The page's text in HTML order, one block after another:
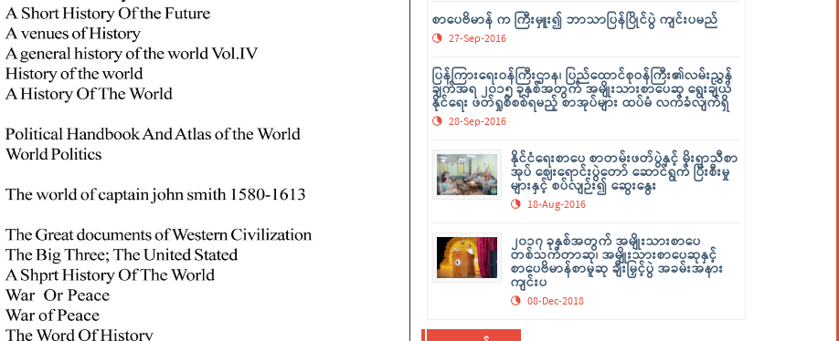
စာပေဗိမာန် က ကြီးမှူး၍ ဘာသာပြန်ပြိုင်ပွဲ ကျင်းပမည်
27-Sep-2016
ပြန်ကြားရေးဝန်ကြီးဌာန၊ ပြည်ထောင်စုဝန်ကြီး၏လမ်းညွှန်
ချက်အရ ၂၀၁၅ ခုနှစ်အတွက် အမျိုးသားစာပေဆု ရွေးချယ်
နိုင်ရေး ဖတ်ရှုစိစစ်ရမည့် စာအုပ်များ ထပ်မံ လက်ခံလျက်ရှိ
28-Sep-2016
နိုင်ငံရေးစာပေ စာတမ်းဖတ်ပွဲနှင့် မိုးရာသီစာ
အုပ် ဈေးရောင်းပွဲတော် ဆောင်ရွက် ပြီးစီးမှု
များနှင့် စပ်လျဉ်း၍ ဆွေးနွေး
18-Aug-2016
၂၀၁၇ ခုနှစ်အတွက် အမျိုးသားစာပေ
တစ်သက်တာဆု၊ အမျိုးသားစာပေဆုနှင့်
စာပေဗိမာန်စာမူဆု ချီးမြှင့်ပွဲ အခမ်းအနား
ကျင်းပ
08-Dec-2018